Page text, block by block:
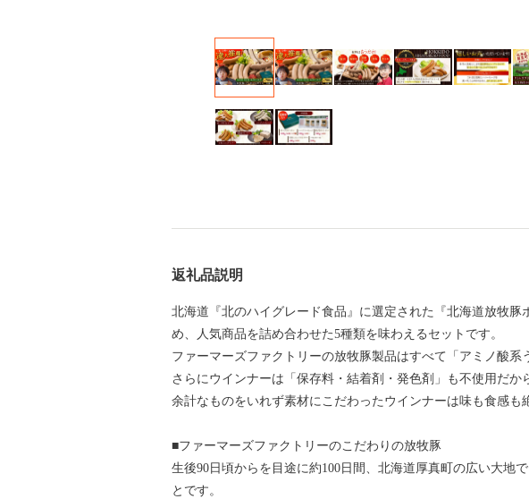
返礼品説明
北海道『北のハイグレード食品』に選定された『北海道放牧豚
め、人気商品を詰め合わせた5種類を味わえるセットです。
ファーマーズファクトリーの放牧豚製品はすべて「アミノ酸系
さらにウインナーは「保存料・結着剤・発色剤」も不使用だか
余計なものをいれず素材にこだわったウインナーは味も食感も
■ファーマーズファクトリーのこだわりの放牧豚
生後90日頃からを目途に約100日間、北海道厚真町の広い大地
とです。